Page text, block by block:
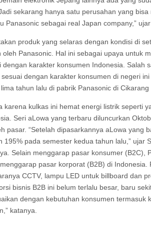
sekarang hanya satu perusahan yang
Panasonic sebagai real Japan company,”
produk yang selaras dengan kondisi di
oleh Panasonic. Hal ini sebagai upaya untuk
dengan karakter konsumen Indonesia. Salah
dengan karakter konsumen di negeri
tahun lalu di pabrik Panasonic di Cikarang
karena kulkas ini hemat energi listrik seperti
Seri aLowa yang terbaru diluncurkan
pasar. “Setelah dipasarkannya aLowa yang
195% pada semester kedua tahun lalu,” ujar
Selain menggarap pasar konsumer (B2C),
pasar korporat (B2B) di Indonesia.
CCTV, lampu LED untuk billboard dan
bisnis B2B ini belum terlalu besar, baru
dengan kebutuhan konsumen termasuk
katanya.